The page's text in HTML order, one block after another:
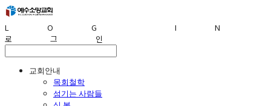
LOG IN
로그인
교회안내
목회철학
섬기는 사람들